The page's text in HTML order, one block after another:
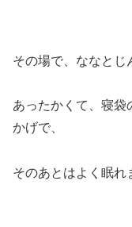
その場で、ななとじ
あったかくて、寝袋
かげで、
そのあとはよく眠れ